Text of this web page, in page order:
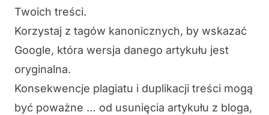
Twoich treści.
Korzystaj z tagów kanonicznych, by wskazać
Google, która wersja danego artykułu jest
oryginalna.
Konsekwencje plagiatu i duplikacji treści mogą
być poważne … od usunięcia artykułu z bloga,